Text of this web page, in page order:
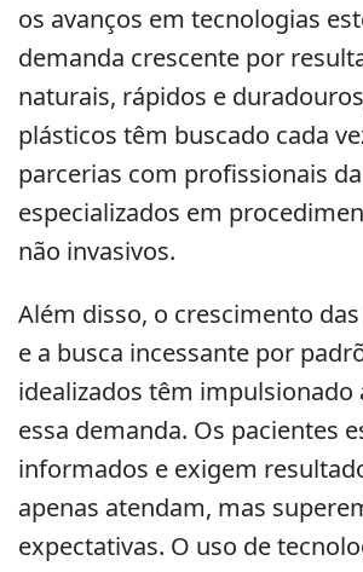
os avanços em tecnologias
demanda crescente por
naturais, rápidos e
plásticos têm buscado cada
parcerias com profissionais
especializados em
não invasivos.
Além disso, o crescimento
e a busca incessante por
idealizados têm impulsionado
essa demanda. Os pacientes
informados e exigem
apenas atendam, mas
expectativas. O uso de